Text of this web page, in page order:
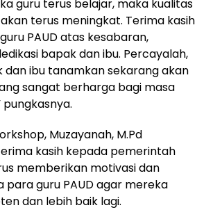
guru terus belajar, maka kualitas
terus meningkat. Terima kasih
PAUD atas kesabaran,
bapak dan ibu. Percayalah,
dan ibu tanamkan sekarang akan
sangat berharga bagi masa
Muzayanah, M.Pd
kasih kepada pemerintah
memberikan motivasi dan
para guru PAUD agar mereka
dan lebih baik lagi.